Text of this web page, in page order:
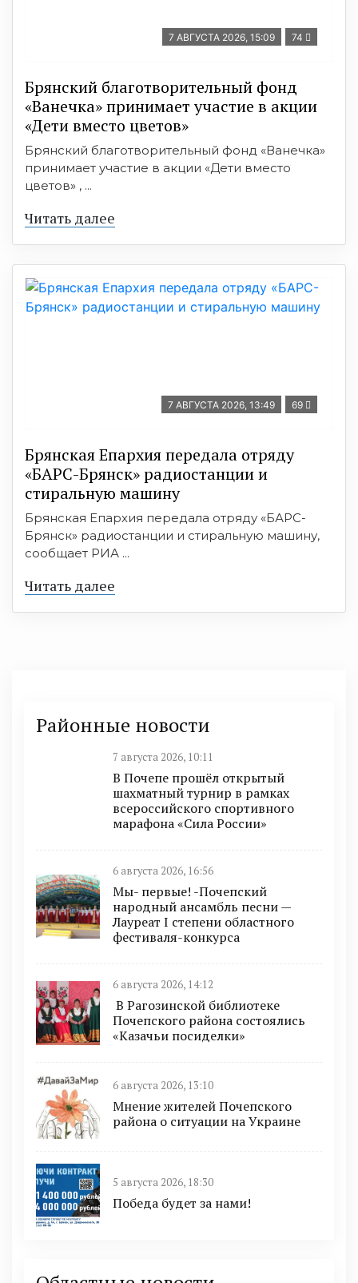
7 АВГУСТА 2026, 15:09 74
Брянский благотворительный фонд
«Ванечка» принимает участие в акции
«Дети вместо цветов»
Брянский благотворительный фонд «Ванечка»
принимает участие в акции «Дети вместо
цветов» , ...
Читать далее
7 АВГУСТА 2026, 13:49 69
Брянская Епархия передала отряду
«БАРС-Брянск» радиостанции и
стиральную машину
Брянская Епархия передала отряду «БАРС-
Брянск» радиостанции и стиральную машину,
сообщает РИА ...
Читать далее
Районные новости
7 августа 2026, 10:11
В Почепе прошёл открытый
шахматный турнир в рамках
всероссийского спортивного
марафона «Сила России»
6 августа 2026, 16:56
Мы- первые! -Почепский
народный ансамбль песни —
Лауреат I степени областного
фестиваля-конкурса
6 августа 2026, 14:12
В Рагозинской библиотеке
Почепского района состоялись
«Казачьи посиделки»
6 августа 2026, 13:10
Мнение жителей Почепского
района о ситуации на Украине
5 августа 2026, 18:30
Победа будет за нами!